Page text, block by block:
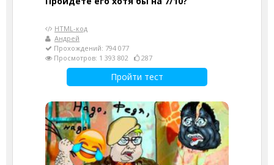
HTML-код
Андрей
Прохождений: 794 077
Просмотров: 1 393 802
287
Пройти тест